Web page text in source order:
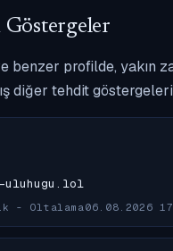
benzer profilde, yakın
diğer tehdit
uluhugu.lol
- Oltalama 06.08.2026